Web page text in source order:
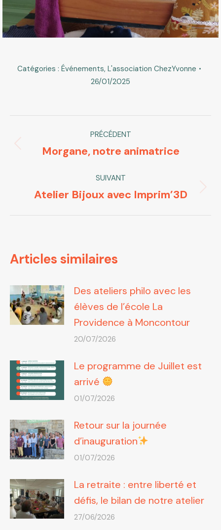
Catégories : Événements, L'association ChezYvonne
26/01/2025
Navigation
article
PRÉCÉDENT
Article
:
Morgane, notre animatrice
SUIVANT
Article
Atelier Bijoux avec Imprim’3D
Articles similaires
Des ateliers philo avec les
élèves de l’école La
Providence à Moncontour
20/07/2026
Le programme de Juillet est
arrivé
01/07/2026
Retour sur la journée
d’inauguration
01/07/2026
La retraite : entre liberté et
défis, le bilan de notre atelier
27/06/2026